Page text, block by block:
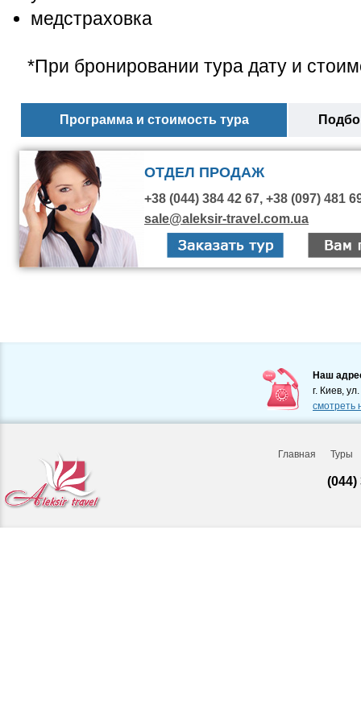
медстраховка
*При бронировании тура дату и
Программа и стоимость тура
ОТДЕЛ ПРОДАЖ
+38 (044) 384 42 67, +38 (097) 481
sale@aleksir-travel.com.ua
Наш
г. Киев,
смотреть
Главная Туры
(044)